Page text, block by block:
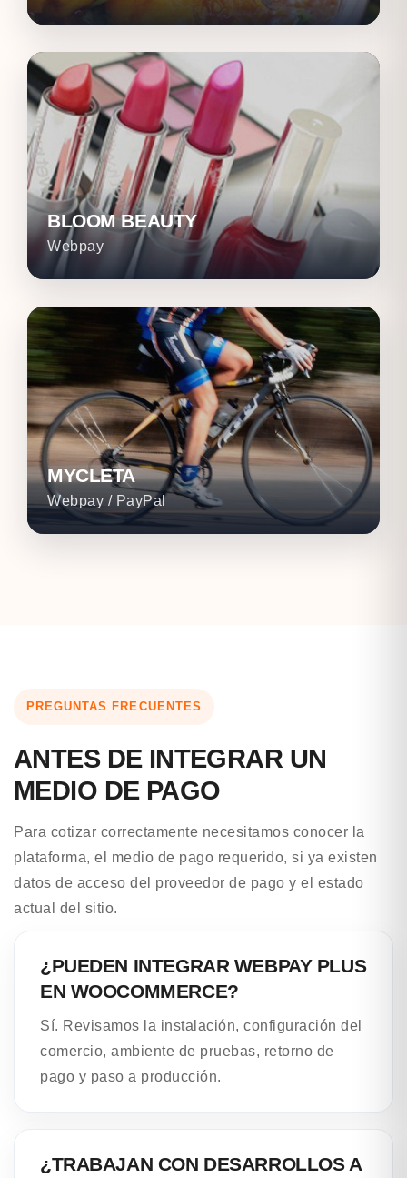
BLOOM BEAUTY
Webpay
MYCLETA
Webpay / PayPal
PREGUNTAS FRECUENTES
ANTES DE INTEGRAR UN
MEDIO DE PAGO
Para cotizar correctamente necesitamos conocer la
plataforma, el medio de pago requerido, si ya existen
datos de acceso del proveedor de pago y el estado
actual del sitio.
¿PUEDEN INTEGRAR WEBPAY PLUS
EN WOOCOMMERCE?
Sí. Revisamos la instalación, configuración del
comercio, ambiente de pruebas, retorno de
pago y paso a producción.
¿TRABAJAN CON DESARROLLOS A